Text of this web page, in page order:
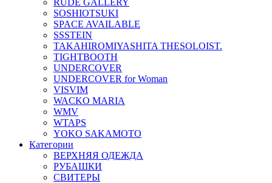
RUDE GALLERY
SOSHIOTSUKI
SPACE AVAILABLE
SSSTEIN
TAKAHIROMIYASHITA THESOLOIST.
TIGHTBOOTH
UNDERCOVER
UNDERCOVER for Woman
VISVIM
WACKO MARIA
WMV
WTAPS
YOKO SAKAMOTO
Категории
ВЕРХНЯЯ ОДЕЖДА
РУБАШКИ
СВИТЕРЫ